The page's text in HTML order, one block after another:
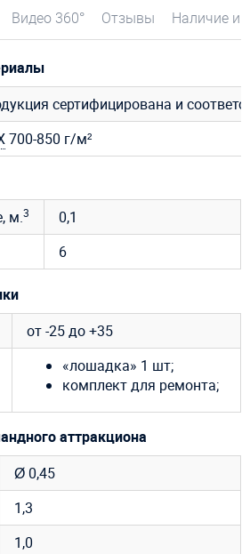
Видео 360° Отзывы Наличие и
сертифицирована и
700-850 г/м²
м.3
0,1
6
от -25 до +35
«лошадка» 1 шт;
комплект для ремонта;
аттракциона
Ø 0,45
1,3
1,0